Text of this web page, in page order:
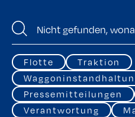
Flotte
Traktion
Pressemitteilungen
Verantwortung